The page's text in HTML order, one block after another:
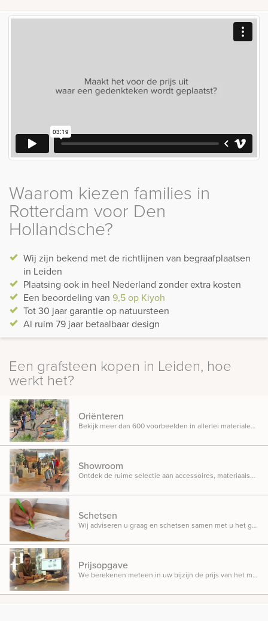
bezoek aan uw regio en zijn dus zeer regelmatig bij u in buurt.
en gratis door onze adviseurs te laten maken. We staan open
vervoerd vanuit alle delen van de wereld, kunnen levertijden
nemen wij contact op met de gemeente voor het aanvragen van
Waarom kiezen families in
Rotterdam voor Den
Hollandsche?
Wij zijn bekend met de richtlijnen van begraafplaatsen
in Leiden
Plaatsing ook in heel Nederland zonder extra kosten
Een beoordeling van 9,5 op Kiyoh
Tot 30 jaar garantie op natuursteen
Al ruim 79 jaar betaalbaar design
Een grafsteen kopen in Leiden, hoe
werkt het?
Oriënteren
Bekijk meer dan 600 voorbeelden in allerlei materialen, ontwerpen en designs opgesteld in onze inspiratietuin.
Showroom
Ontdek de ruime selectie aan accessoires, materiaalsoorten en beletteringsmogelijkheden.
Schetsen
Wij adviseren u graag en schetsen samen met u het gedenkteken dat u in gedachten heeft.
Prijsopgave
We berekenen meteen in uw bijzijn de prijs van het monument, zodat u weet waar u aan toe bent.